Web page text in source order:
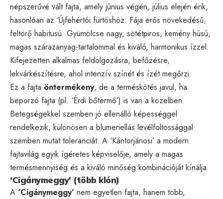
népszerűvé vált fajta, amely június végén, július elején érik,
hasonlóan az ‘Újfehértói fürtöshöz. Fája erős növekedésű,
feltörő habitusú. Gyümölcse nagy, sötétpiros, kemény húsú,
magas szárazanyag-tartalommal és kiváló, harmonikus ízzel.
Kifejezetten alkalmas feldolgozásra, befőzésre,
lekvárkészítésre, ahol intenzív színét és ízét megőrzi.
Ez a fajta öntermékeny, de a terméskötés javul, ha
beporzó fajta (pl. ‘Érdi bőtermő’) is van a közelben.
Betegségekkel szemben jó ellenálló képességgel
rendelkezik, különösen a blumeriellás levélfoltossággal
szemben mutat toleranciát. A ‘Kántorjánosi’ a modern
fajtavilág egyik ígéretes képviselője, amely a magas
termésmennyiség és a kiváló minőség kombinációját kínálja.
‘Cigánymeggy’ (több klón)
A ‘Cigánymeggy’ nem egyetlen fajta, hanem több,